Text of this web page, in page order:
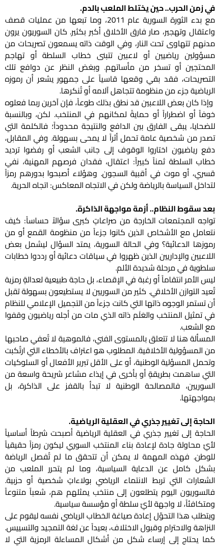
في زمن الحرب.. حين يختلط الملعب بالدم.
مع بدء الثورة السورية عام 2011، وما تبعها من عمليات قصف
واعتقال وتهجير، صار فارق الأخلاق أكبر بكثير. كان السوريون يرون
مدنهم تتهاوى تحت النار، وفي الوقت ذاته يسمعون تصريحات من
مسؤولين رياضيين أو لاعبين تتبنى خطاب السلطة أو تهاجم
المحتجين أو تسخر من مأساتهم. وبغض النظر عن دوافع تلك
التصريحات، فقد بقي وقعها قاسياً على جمهور يشعر أن رموزه
الرياضية جزء من منظومة تتجاهل آلامه أو تُنكرها.
وإذا كان بعض اللاعبين قد نطق بذلك طوعاً، فإن آخرين ربما فعلوه
خوفاً أو اضطراراً أو حمايةً لمكانهم في المنتخب. لكن، وبالنسبة
للضحايا، يبقى الفارق بين الدافع والنتيجة محدوداً؛ فالكلمة التي
تصدر من شخصية عامة تحمل أثراً لا يمحى بسهولة. وفي المقابل،
دفع رياضيون اختاروا الوقوف إلى جانب الشعب أو رفضوا ترديد
خطاب السلطة ثمناً كبيراً: اعتقال، فقدان فرصهم المهنية، نفي
قسري، أو موت في أقبية السجون. وهؤلاء أصبحوا بدورهم رمزاً
لتداخل السياسة بالرياضة ولكن في الاتجاه المعاكس: اتجاه الحرية.
بعد سقوط النظام.. أزمة مواجهة الذاكرة.
تواجه المجتمعات الخارجة من صراعاتٍ كبرى سؤالاً حساساً: كيف
نتعامل مع الأشخاص الذين كانوا جزءاً من منظومة القمع أو من
رموزها الدعائية؟ وفي الحالة السورية، يمتد السؤال ليشمل بعض
اللاعبين والإداريين الذين ظهروا في سياقات دعائية أو رددوا خطابات
سلطوية في مرحلة شديدة الألم.
ليس الأمر انتقاماً أو رغبة في الإقصاء، بل حاجة طبيعية لعدالةٍ رمزية
تُعيد التوازن الأخلاقي. كثير من السوريين لا يستطيعون بسهولة تقبل
أن تستمر الوجوه ذاتها التي كانت جزءاً من التجميل الإعلامي للنظام
في تمثيل المنتخب والعَلَم ذاته الذي مات من أجله رياضيون وقفوا
مع الشعب.
المسألة هنا لا تتعلق بالمستوى الفني، فالموهبة لا تُعفي صاحبها
من المسؤولية الأخلاقية. المطلوب هو اعتراف بالأخطاء التي ارتُكبت
وتحمل المسؤلية الوطنية، أو على الأقل تبرير الأفعال أو السلوكيات
التي ساهمت بطريقةٍ أو بأخرى في إيذاء مشاعر شريحة واسعة من
السوريين، فالمصالحة الوطنية لا تبدأ بالقفز على الذاكرة، بل
بمواجهتها.
الحاجة إلى تغيير جذري في العقلية الرياضية.
الحاجة إلى تغيير جذري في العقلية الرياضية أصبحت شرطاً أساسياً
لأيّ محاولة جادة لإعادة بناء المنتخب السوري ليكون رمزاً حقيقياً
للوطن. فهذه المهمة لا يمكن أن تتحقق ما لم تُفصل الرياضة
بشكل كامل عن الدعاية السياسية، وما لم يتحرر الملعب من
الشعارات التي تربط الانتماء الرياضي بولاءاتٍ شخصية أو حزبية.
فالسوريون اليوم يتطلعون إلى منتخب يمثلهم هم، شعباً متنوعاً
ومتكافئاً، لا واجهة لأيّ سلطة أو مؤسسة سياسية.
ويتطلب هذا التحوّل إعادة صياغة الخطاب الرياضي نفسه ليقوم على
النزاهة والاحترام وقبول الاختلاف، بعيداً عن لغة التمجيد والتسييس.
كما يحتاج إلى إرساء شكل من أشكال المساءلة الرمزية التي لا